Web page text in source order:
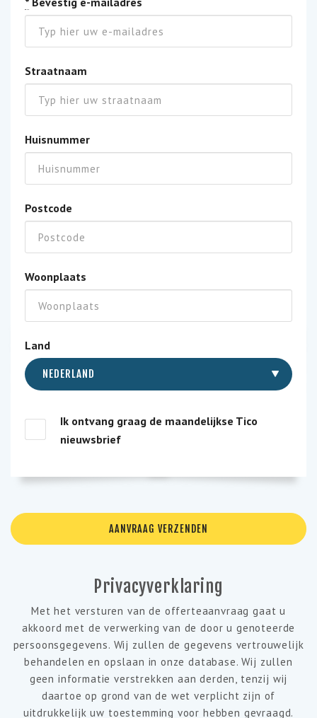
Straatnaam
Huisnummer
Postcode
Woonplaats
Land
NEDERLAND
Ik ontvang graag de maandelijkse Tico
nieuwsbrief
Privacyverklaring
Met het versturen van de offerteaanvraag gaat u
akkoord met de verwerking van de door u genoteerde
persoonsgegevens. Wij zullen de gegevens vertrouwelijk
behandelen en opslaan in onze database. Wij zullen
geen informatie verstrekken aan derden, tenzij wij
daartoe op grond van de wet verplicht zijn of
uitdrukkelijk uw toestemming voor hebben gevraagd.